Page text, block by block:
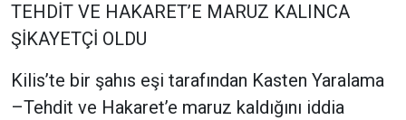
TEHDİT VE HAKARET’E MARUZ KALINCA
ŞİKAYETÇİ OLDU
Kilis’te bir şahıs eşi tarafından Kasten Yaralama
–Tehdit ve Hakaret’e maruz kaldığını iddia